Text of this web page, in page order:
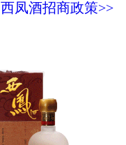
西凤酒招商政策>>